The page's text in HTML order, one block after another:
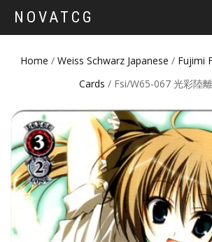
NOVATCG
Home / Weiss Schwarz Japanese / Fujimi
Cards / Fsi/W65-067 光彩陸